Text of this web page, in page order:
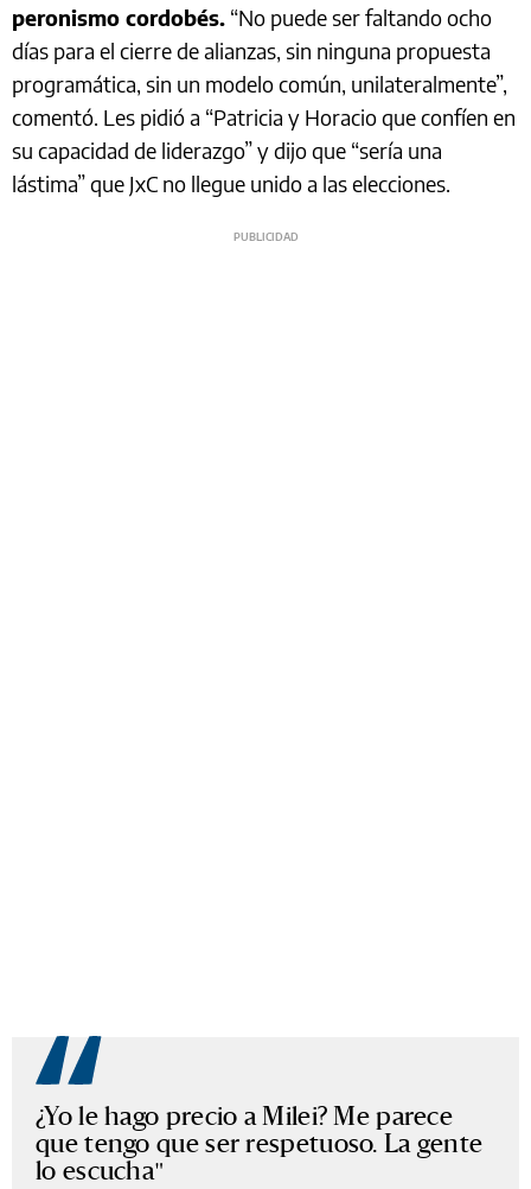
peronismo cordobés. “No puede ser faltando ocho
días para el cierre de alianzas, sin ninguna propuesta
programática, sin un modelo común, unilateralmente”,
comentó. Les pidió a “Patricia y Horacio que confíen en
su capacidad de liderazgo” y dijo que “sería una
lástima” que JxC no llegue unido a las elecciones.
¿Yo le hago precio a Milei? Me parece
que tengo que ser respetuoso. La gente
lo escucha